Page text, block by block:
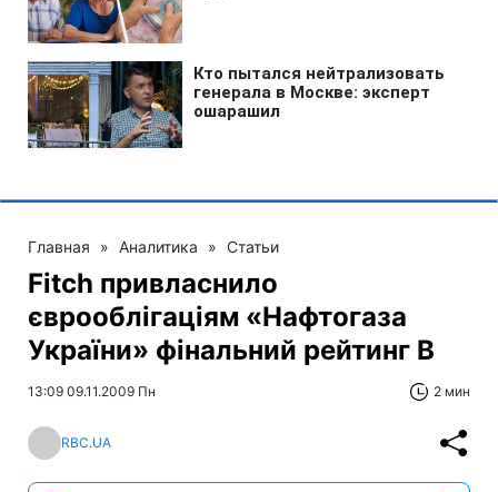
Главная » Аналитика » Статьи
Fitch привласнило
єврооблігаціям «Нафтогаза
України» фінальний рейтинг В
13:09 09.11.2009 Пн 2 мин
RBC.UA